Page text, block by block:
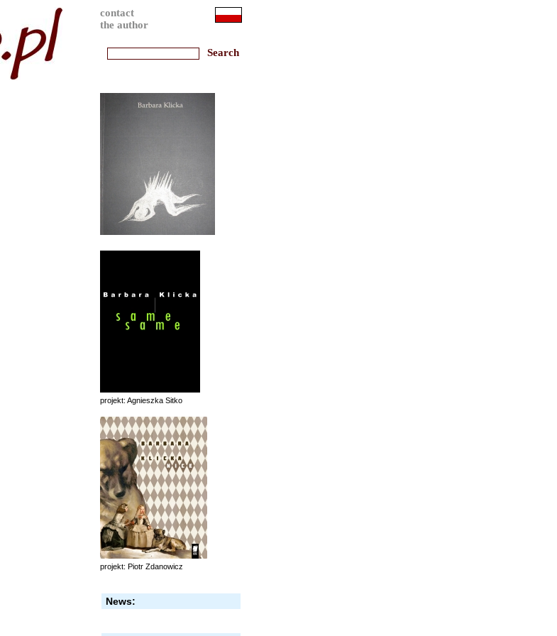
contact
the author
projekt: Agnieszka Sitko
projekt: Piotr Zdanowicz
News: